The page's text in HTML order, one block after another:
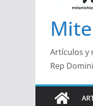
Artículos y
Rep